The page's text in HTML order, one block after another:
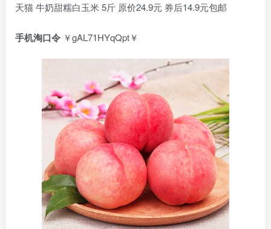
天猫 牛奶甜糯白玉米 5斤 原价24.9元 券后14.9元包邮
手机淘口令 ￥gAL71HYqQpt￥